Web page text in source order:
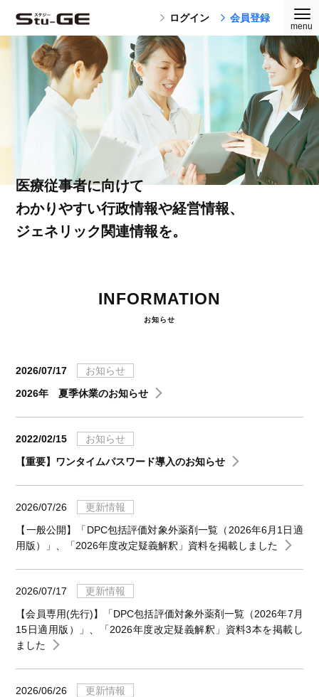
ログイン 会員登録
医療従事者に向けて
わかりやすい行政情報や経営情報、
ジェネリック関連情報を。
INFORMATION
お知らせ
2026/07/17
お知らせ
2026年 夏季休業のお知らせ
2022/02/15
お知らせ
【重要】ワンタイムパスワード導入のお知らせ
2026/07/26
更新情報
【一般公開】「DPC包括評価対象外薬剤一覧（2026年6月1日適
用版）」、「2026年度改定疑義解釈」資料を掲載しました
2026/07/17
更新情報
【会員専用(先行)】「DPC包括評価対象外薬剤一覧（2026年7月
15日適用版）」、「2026年度改定疑義解釈」資料3本を掲載し
ました
2026/06/26
更新情報